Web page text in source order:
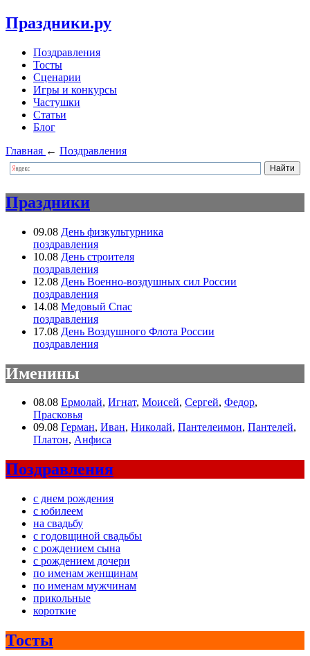
Праздники.ру
Поздравления
Тосты
Сценарии
Игры и конкурсы
Частушки
Статьи
Блог
Главная ← Поздравления
Праздники
09.08 День физкультурника
поздравления
10.08 День строителя
поздравления
12.08 День Военно-воздушных сил России
поздравления
14.08 Медовый Спас
поздравления
17.08 День Воздушного Флота России
поздравления
Именины
08.08 Ермолай, Игнат, Моисей, Сергей, Федор,
Прасковья
09.08 Герман, Иван, Николай, Пантелеимон, Пантелей,
Платон, Анфиса
Поздравления
с днем рождения
с юбилеем
на свадьбу
с годовщиной свадьбы
с рождением сына
с рождением дочери
по именам женщинам
по именам мужчинам
прикольные
короткие
Тосты